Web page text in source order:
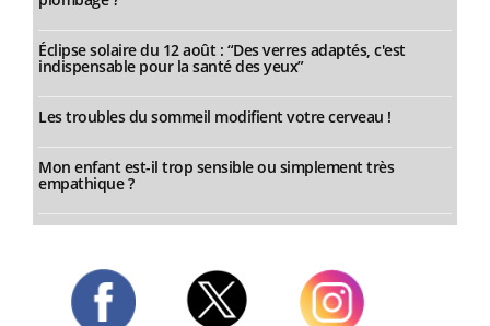
Éclipse solaire du 12 août : “Des verres adaptés, c'est
indispensable pour la santé des yeux”
Les troubles du sommeil modifient votre cerveau !
Mon enfant est-il trop sensible ou simplement très
empathique ?